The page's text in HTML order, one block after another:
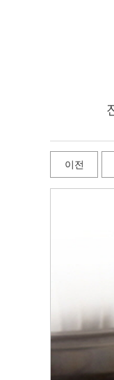
이전